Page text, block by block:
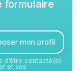
formulaire
mon profil
d’être contacté(e)
et ses